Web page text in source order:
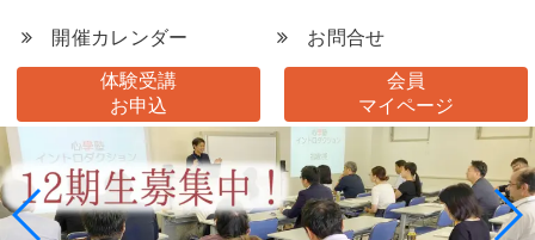
開催カレンダー お問合せ
体験受講
お申込
会員
マイページ